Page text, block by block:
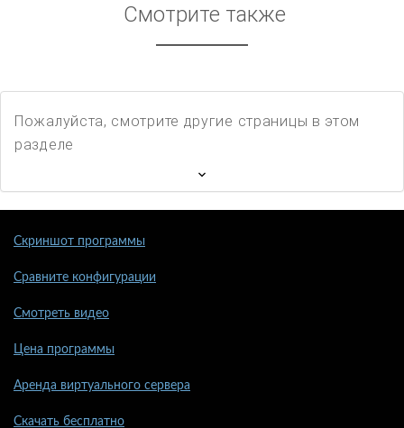
Смотрите также
Пожалуйста, смотрите другие страницы в этом
разделе
Скриншот программы
Сравните конфигурации
Смотреть видео
Цена программы
Аренда виртуального сервера
Скачать бесплатно